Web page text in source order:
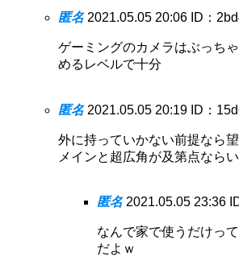
匿名 2021.05.05 20:06 ID：
ゲーミングのカメラはぶっち
めるレベルで十分
匿名 2021.05.05 20:19 ID：
外に持っていかない前提なら
メインと超広角が及第点なら
匿名 2021.05.05 23:36
なんで家で使うだけっ
だよｗ